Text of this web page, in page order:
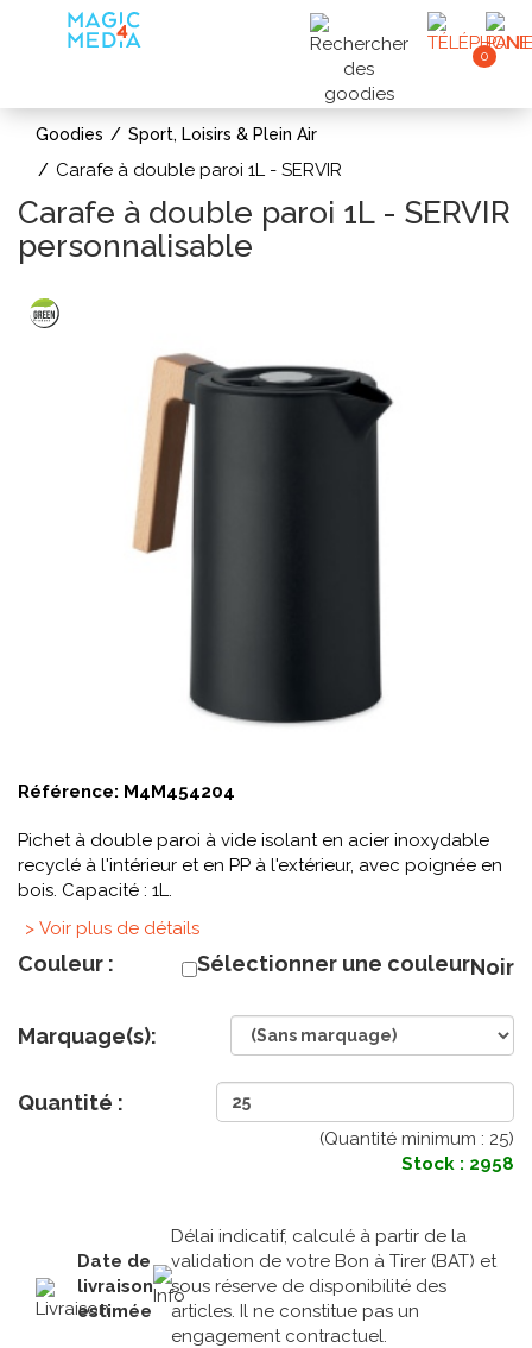
0
Goodies Sport, Loisirs & Plein Air
Carafe à double paroi 1L - SERVIR
Carafe à double paroi 1L - SERVIR
personnalisable
Référence: M4M454204
Pichet à double paroi à vide isolant en acier inoxydable
recyclé à l'intérieur et en PP à l'extérieur, avec poignée en
bois. Capacité : 1L.
> Voir plus de détails
Couleur : Sélectionner une couleurNoir
Marquage(s):
Quantité :
(Quantité minimum : 25)
Stock : 2958
Date de
livraison
estimée
Délai indicatif, calculé à partir de la
validation de votre Bon à Tirer (BAT) et
sous réserve de disponibilité des
articles. Il ne constitue pas un
engagement contractuel.